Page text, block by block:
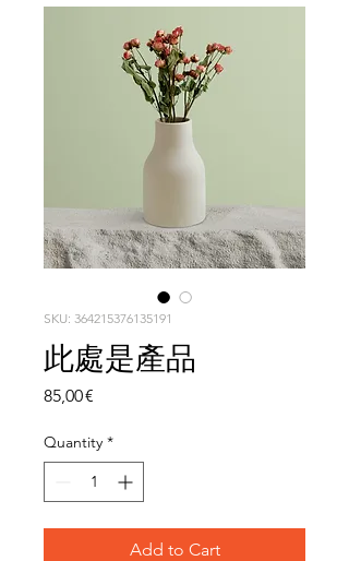
SKU: 364215376135191
此處是產品
85,00 €
Quantity *
Add to Cart